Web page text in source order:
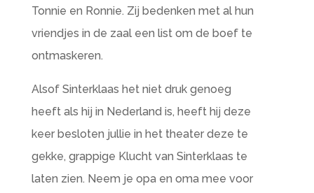
Tonnie en Ronnie. Zij bedenken met al hun
vriendjes in de zaal een list om de boef te
ontmaskeren.
​Alsof Sinterklaas het niet druk genoeg
heeft als hij in Nederland is, heeft hij deze
keer besloten jullie in het theater deze te
gekke, grappige Klucht van Sinterklaas te
laten zien. Neem je opa en oma mee voor